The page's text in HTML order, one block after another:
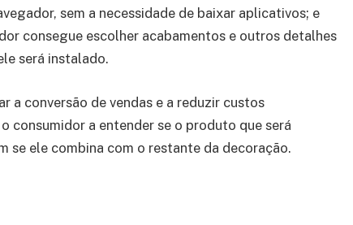
sem a necessidade de baixar aplicativos; e
consegue escolher acabamentos e outros detalhes
será instalado.
a conversão de vendas e a reduzir custos
consumidor a entender se o produto que será
se ele combina com o restante da decoração.